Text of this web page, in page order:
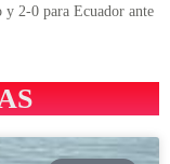
2-0 para Ecuador ante